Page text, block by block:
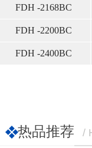
FDH -2168BC
FDH -2200BC
FDH -2400BC
热品推荐 /